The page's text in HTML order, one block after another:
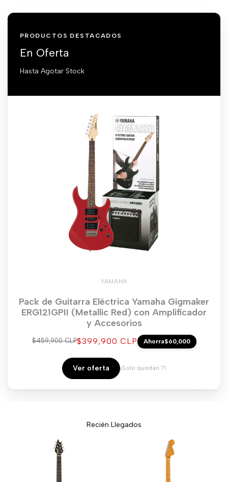
PRODUCTOS DESTACADOS
En Oferta
Hasta Agotar Stock
YAMAHA
Pack de Guitarra Eléctrica Yamaha Gigmaker
ERG121GPII (Metallic Red) con Amplificador
y Accesorios
Precio
$459,900 CLPPrecio
venta
$399,900 CLP Ahorra$60,000
Ver oferta ¡Solo quedan 7!
Recién Llegados